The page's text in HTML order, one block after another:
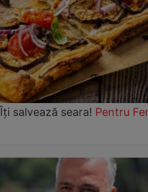
salvează seara! Pentru